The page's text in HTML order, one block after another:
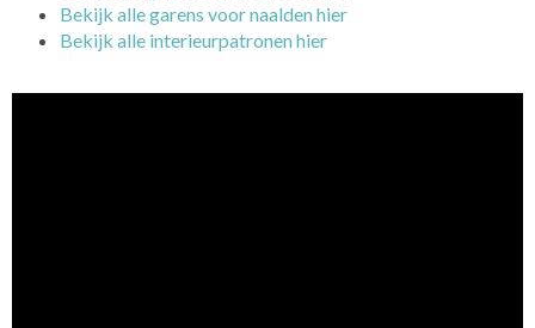
Bekijk alle garens voor naalden hier
Bekijk alle interieurpatronen hier